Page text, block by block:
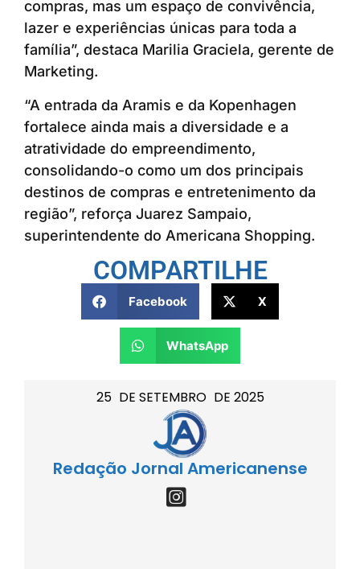
25 DE SETEMBRO DE 2025
Redação Jornal Americanense
compras, mas um espaço de convivência,
lazer e experiências únicas para toda a
família”, destaca Marilia Graciela, gerente de
Marketing.
“A entrada da Aramis e da Kopenhagen
fortalece ainda mais a diversidade e a
atratividade do empreendimento,
consolidando-o como um dos principais
destinos de compras e entretenimento da
região”, reforça Juarez Sampaio,
superintendente do Americana Shopping.
COMPARTILHE
Facebook X
WhatsApp